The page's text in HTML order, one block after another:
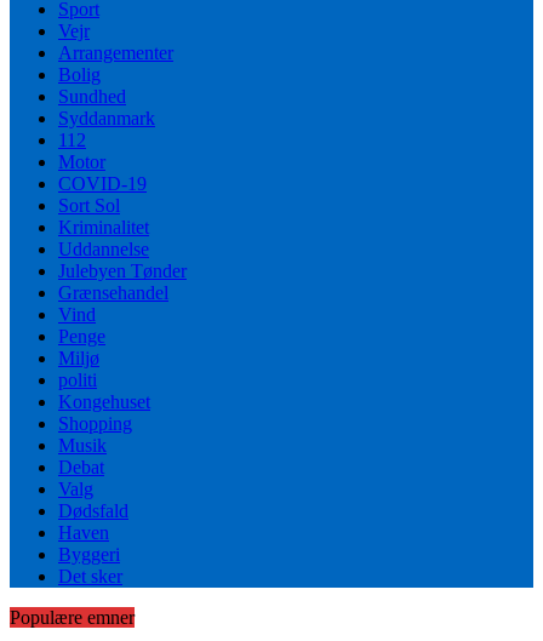
Sport
Vejr
Arrangementer
Bolig
Sundhed
Syddanmark
112
Motor
COVID-19
Sort Sol
Kriminalitet
Uddannelse
Julebyen Tønder
Grænsehandel
Vind
Penge
Miljø
politi
Kongehuset
Shopping
Musik
Debat
Valg
Dødsfald
Haven
Byggeri
Det sker
Populære emner